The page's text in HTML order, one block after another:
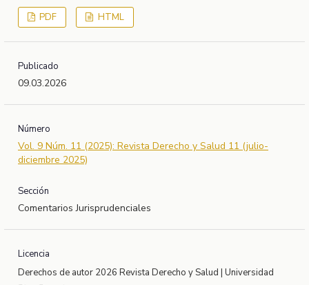
PDF HTML
Publicado
09.03.2026
Número
Vol. 9 Núm. 11 (2025): Revista Derecho y Salud 11 (julio-
diciembre 2025)
Sección
Comentarios Jurisprudenciales
Licencia
Derechos de autor 2026 Revista Derecho y Salud | Universidad